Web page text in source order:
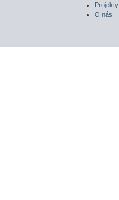
Projekty
O nás